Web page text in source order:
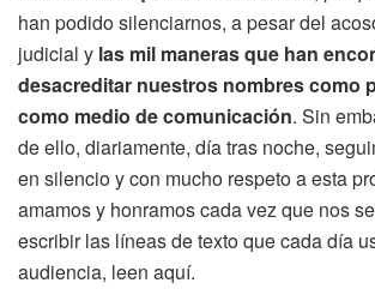
han podido silenciarnos, a pesar del
judicial y las mil maneras que han
desacreditar nuestros nombres como
como medio de comunicación. Sin
de ello, diariamente, día tras noche,
en silencio y con mucho respeto a esta
amamos y honramos cada vez que nos
escribir las líneas de texto que cada día
audiencia, leen aquí.